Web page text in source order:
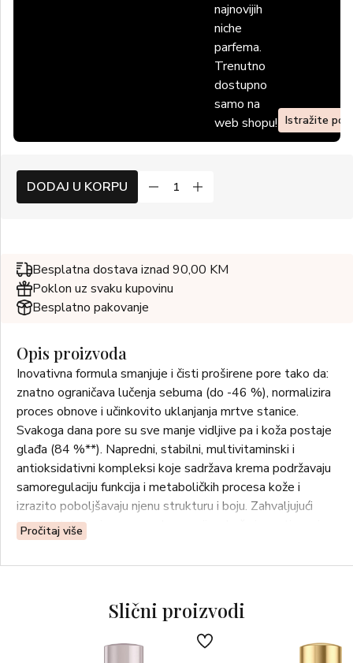
najnovijih
niche
parfema.
Trenutno
dostupno
samo na
web shopu! Istražite
DODAJ U KORPU
Besplatna dostava iznad 90,00 KM
Poklon uz svaku kupovinu
Besplatno pakovanje
Opis proizvoda
Inovativna formula smanjuje i čisti proširene pore tako da:
znatno ograničava lučenja sebuma (do -46 %), normalizira
proces obnove i učinkovito uklanjanja mrtve stanice.
Svakoga dana pore su sve manje vidljive pa i koža postaje
glađa (84 %**). Napredni, stabilni, multivitaminski i
antioksidativni kompleksi koje sadržava krema podržavaju
samoregulaciju funkcija i metaboličkih procesa kože i
izrazito poboljšavaju njenu strukturu i boju. Zahvaljujući
laganoj teksturi, serum se brzo upija a koža je matirana i
svilenkasta cijeli dan.
tjedna korištenja.
** % ispitanika s vidljivim poboljšanjem stanja kože u in
Pročitaj više
Slični proizvodi